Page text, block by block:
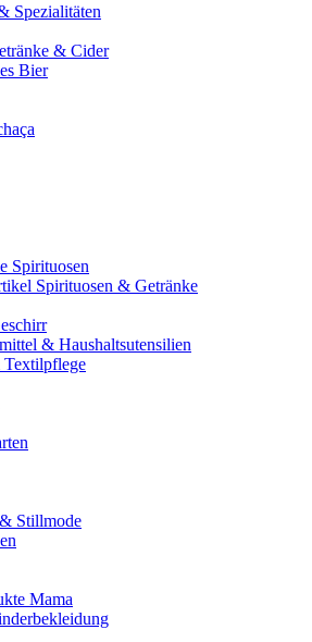
Spezialitäten
& Cider
Bier
Spirituosen
Spirituosen & Getränke
& Haushaltsutensilien
Textilpflege
Stillmode
Mama